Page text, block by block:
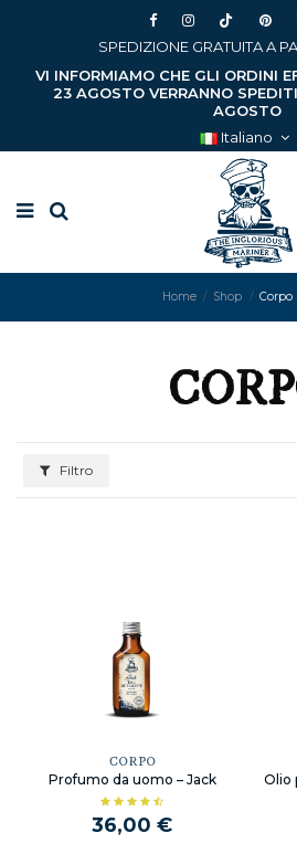
SPEDIZIONE GRATUITA A
VI INFORMIAMO CHE GLI ORDINI
23 AGOSTO VERRANNO
AGOSTO
Italiano
Home Shop Corpo
Filtro
CORPO
Profumo da uomo – Jack
36,00 €
Olio